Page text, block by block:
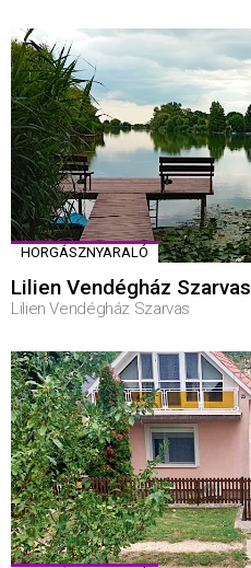
HORGÁSZNYARALÓ
Lilien Vendégház Szarvas
Lilien Vendégház Szarvas